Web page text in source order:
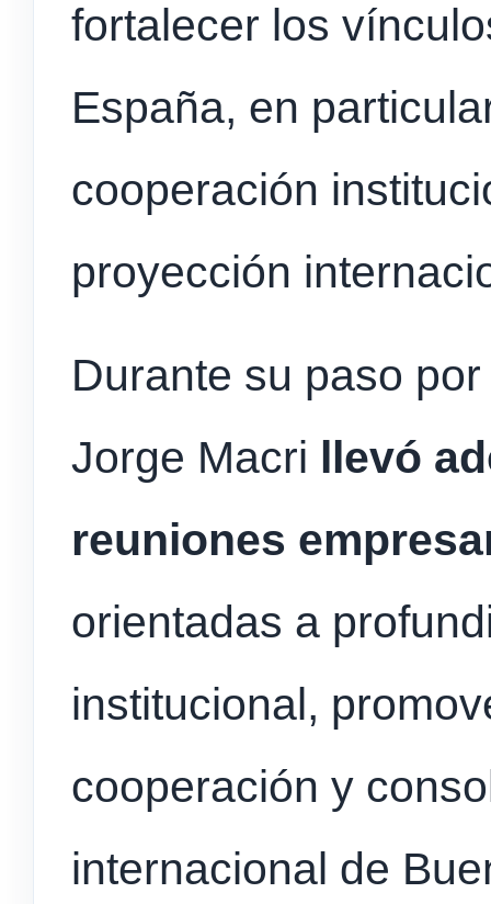
fortalecer los
España, en
cooperación
proyección
Durante su paso
Jorge Macri llevó
reuniones
orientadas a
institucional,
cooperación y
internacional de